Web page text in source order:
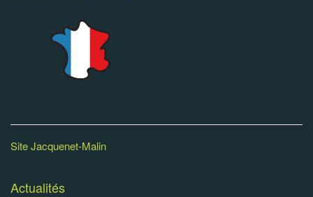
Site Jacquenet-Malin
Actualités